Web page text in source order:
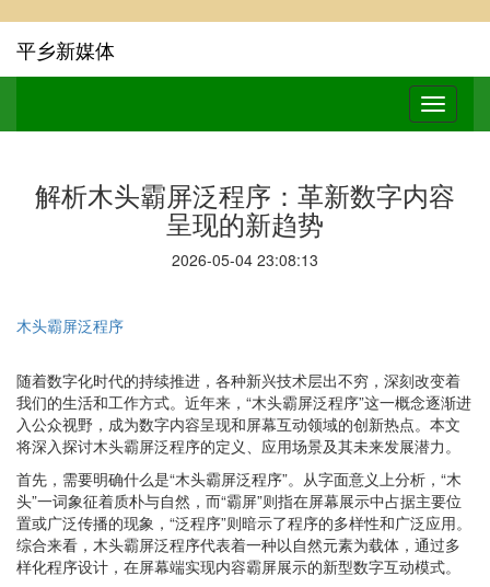
平乡新媒体
解析木头霸屏泛程序：革新数字内容
呈现的新趋势
2026-05-04 23:08:13
木头霸屏泛程序
随着数字化时代的持续推进，各种新兴技术层出不穷，深刻改变着
我们的生活和工作方式。近年来，“木头霸屏泛程序”这一概念逐渐进
入公众视野，成为数字内容呈现和屏幕互动领域的创新热点。本文
将深入探讨木头霸屏泛程序的定义、应用场景及其未来发展潜力。
首先，需要明确什么是“木头霸屏泛程序”。从字面意义上分析，“木
头”一词象征着质朴与自然，而“霸屏”则指在屏幕展示中占据主要位
置或广泛传播的现象，“泛程序”则暗示了程序的多样性和广泛应用。
综合来看，木头霸屏泛程序代表着一种以自然元素为载体，通过多
样化程序设计，在屏幕端实现内容霸屏展示的新型数字互动模式。